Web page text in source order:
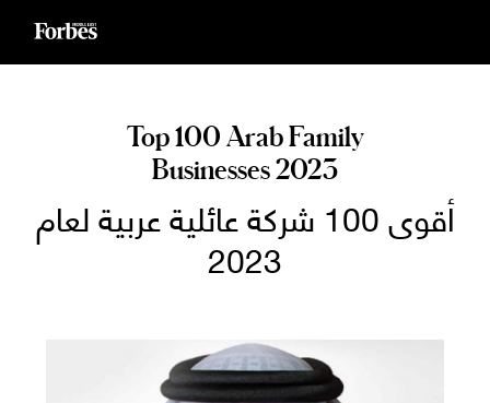
Top 100 Arab Family
Businesses 2023
أقوى 100 شركة عائلية عربية لعام
2023